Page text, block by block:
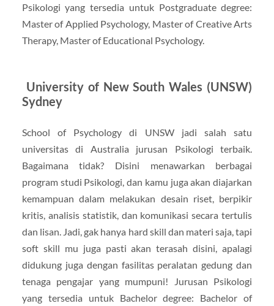
Psikologi yang tersedia untuk Postgraduate degree:
Master of Applied Psychology, Master of Creative Arts
Therapy, Master of Educational Psychology.
University of New South Wales (UNSW)
Sydney
School of Psychology di UNSW jadi salah satu
universitas di Australia jurusan Psikologi terbaik.
Bagaimana tidak? Disini menawarkan berbagai
program studi Psikologi, dan kamu juga akan diajarkan
kemampuan dalam melakukan desain riset, berpikir
kritis, analisis statistik, dan komunikasi secara tertulis
dan lisan. Jadi, gak hanya hard skill dan materi saja, tapi
soft skill mu juga pasti akan terasah disini, apalagi
didukung juga dengan fasilitas peralatan gedung dan
tenaga pengajar yang mumpuni! Jurusan Psikologi
yang tersedia untuk Bachelor degree: Bachelor of